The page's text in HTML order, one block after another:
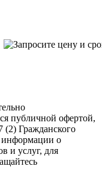
публичной офертой,
(2) Гражданского
информации о
и услуг, для